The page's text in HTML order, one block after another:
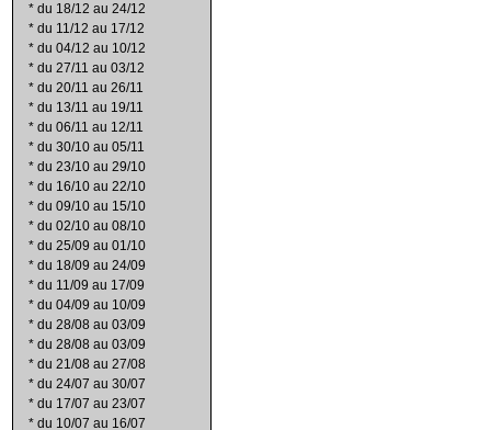
* du 18/12 au 24/12
* du 11/12 au 17/12
* du 04/12 au 10/12
* du 27/11 au 03/12
* du 20/11 au 26/11
* du 13/11 au 19/11
* du 06/11 au 12/11
* du 30/10 au 05/11
* du 23/10 au 29/10
* du 16/10 au 22/10
* du 09/10 au 15/10
* du 02/10 au 08/10
* du 25/09 au 01/10
* du 18/09 au 24/09
* du 11/09 au 17/09
* du 04/09 au 10/09
* du 28/08 au 03/09
* du 28/08 au 03/09
* du 21/08 au 27/08
* du 24/07 au 30/07
* du 17/07 au 23/07
* du 10/07 au 16/07